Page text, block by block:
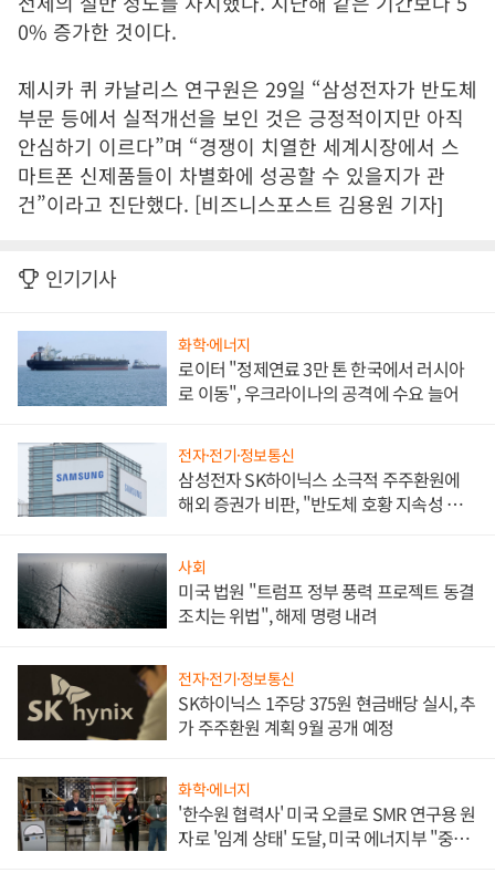
0% 증가한 것이다.
제시카 퀴 카날리스 연구원은 29일 “삼성전자가 반도체
부문 등에서 실적개선을 보인 것은 긍정적이지만 아직
안심하기 이르다”며 “경쟁이 치열한 세계시장에서 스
마트폰 신제품들이 차별화에 성공할 수 있을지가 관
건”이라고 진단했다. [비즈니스포스트 김용원 기자]
인기기사
화학·에너지
로이터 "정제연료 3만 톤 한국에서 러시아
로 이동", 우크라이나의 공격에 수요 늘어
전자·전기·정보통신
삼성전자 SK하이닉스 소극적 주주환원에
해외 증권가 비판, "반도체 호황 지속성 의
사회
미국 법원 "트럼프 정부 풍력 프로젝트 동결
조치는 위법", 해제 명령 내려
전자·전기·정보통신
SK하이닉스 1주당 375원 현금배당 실시, 추
가 주주환원 계획 9월 공개 예정
화학·에너지
'한수원 협력사' 미국 오클로 SMR 연구용 원
자로 '임계 상태' 도달, 미국 에너지부 "중요